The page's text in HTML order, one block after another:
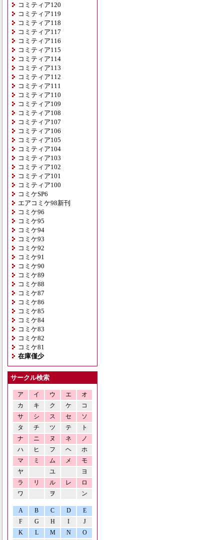
コミティア120
コミティア119
コミティア118
コミティア117
コミティア116
コミティア115
コミティア114
コミティア113
コミティア112
コミティア111
コミティア110
コミティア109
コミティア108
コミティア107
コミティア106
コミティア105
コミティア104
コミティア103
コミティア102
コミティア101
コミティア100
コミケSP6
エアコミケ98新刊
コミケ96
コミケ95
コミケ94
コミケ93
コミケ92
コミケ91
コミケ90
コミケ89
コミケ88
コミケ87
コミケ86
コミケ85
コミケ84
コミケ83
コミケ82
コミケ81
在庫僅少
サークル検索
ア イ ウ エ
オ
カ
キ ク ケ
コ
サ
シ ス セ
ソ
タ
チ ツ テ
ト
ナ
ニ ヌ ネ
ノ
ハ
ヒ フ ヘ
ホ
マ
ミ ム メ
モ
ヤ
ユ
ヨ
ラ
リ ル レ
ロ
ワ
ヲ ン
A B C D
E
F
G H I
J
K
L M N O